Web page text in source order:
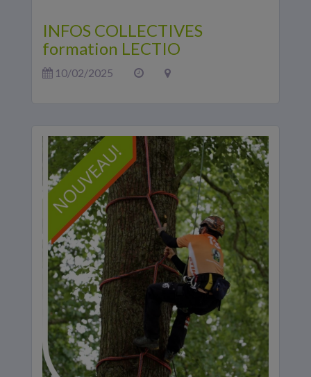
INFOS COLLECTIVES
formation LECTIO
10/02/2025